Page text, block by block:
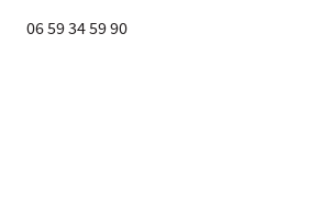
06 59 34 59 90